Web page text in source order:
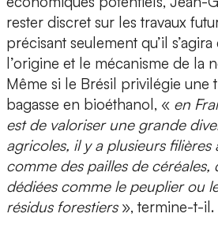
rester discret sur les travaux
précisant seulement qu’il s’agira
l’origine et le mécanisme de la
Même si le Brésil privilégie une
bagasse en bioéthanol, « en
est de valoriser une grande
agricoles, il y a plusieurs
comme des pailles de céréales,
dédiées comme le peuplier ou
résidus forestiers», termine-t-il.